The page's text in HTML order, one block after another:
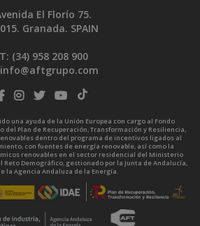
El Florío 75.
Granada. SPAIN
T: (34) 958 208 900
info@aftgrupo.com
una ayuda de la Unión Europea con cargo al Fondo
del Plan de Recuperación, Transformación y Resiliencia,
dentro del programa de incentivos ligados al
con fuentes de energía renovable, así como la
renovables en el sector residencial del Ministerio
Reto Demográfico, gestionado por la Junta de Andalucía,
la Agencia Andaluza de la Energía.